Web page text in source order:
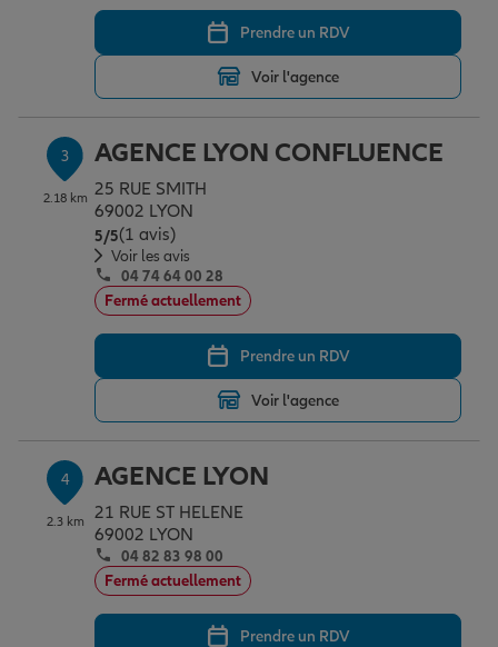
Garantie des accidents de la vie
Assurance scolaire
Protection juridique
Retraite
Tous nos devis d'assurance
Prendre un RDV
Voir l'agence
3
2.18 km
AGENCE LYON CONFLUENCE
25 RUE SMITH
69002 LYON
5/5Note de 5 sur 5
(1 avis)
Voir les avis
04 74 64 00 28
Fermé actuellement
Prendre un RDV
Voir l'agence
4
2.3 km
AGENCE LYON
21 RUE ST HELENE
69002 LYON
04 82 83 98 00
Fermé actuellement
Prendre un RDV